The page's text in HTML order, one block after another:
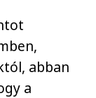
abban
a